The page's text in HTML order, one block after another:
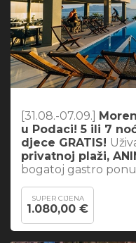
[31.08.-07.09.]
u Podaci! 5 ili 7
djece GRATIS!
privatnoj plaži,
bogatoj gastro
SUPER CIJENA
1.080,00 €